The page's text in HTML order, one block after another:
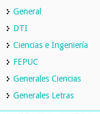
General
DTI
Ciencias e Ingeniería
FEPUC
Generales Ciencias
Generales Letras